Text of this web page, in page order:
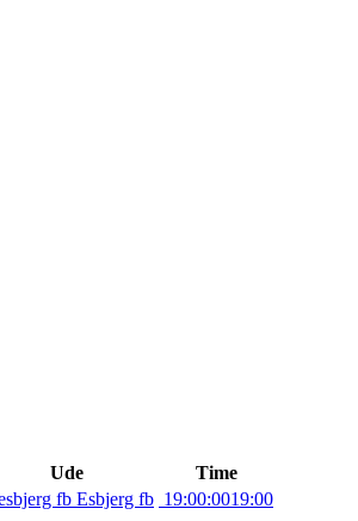
Ude
Time
Esbjerg fb 19:00:0019:00